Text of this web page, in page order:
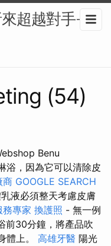
超越對手-
(54)
Benu
浴，因為它可以清除皮
商 GOOGLE SEARCH
液必須整天考慮皮膚
務專家 換護照 - 無一例
前30分鐘，將產品吹
體上。 高雄牙醫 陽光